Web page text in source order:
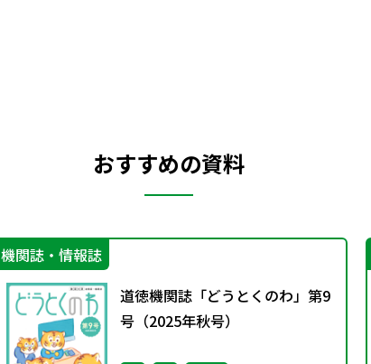
おすすめの資料
機関誌・情報誌
道徳機関誌「どうとくのわ」第9
号（2025年秋号）